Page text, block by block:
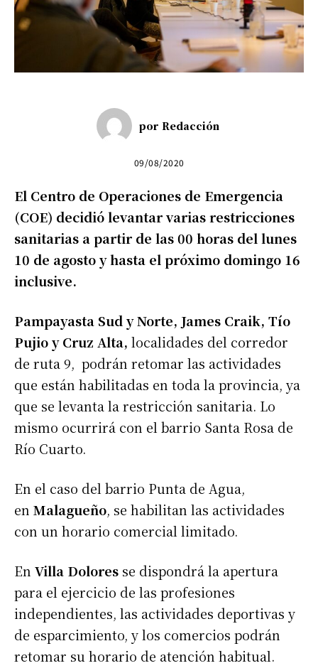
por Redacción
09/08/2020
El Centro de Operaciones de Emergencia
(COE) decidió levantar varias restricciones
sanitarias a partir de las 00 horas del lunes
10 de agosto y hasta el próximo domingo 16
inclusive.
Pampayasta Sud y Norte, James Craik, Tío
Pujio y Cruz Alta, localidades del corredor
de ruta 9, podrán retomar las actividades
que están habilitadas en toda la provincia, ya
que se levanta la restricción sanitaria. Lo
mismo ocurrirá con el barrio Santa Rosa de
Río Cuarto.
En el caso del barrio Punta de Agua,
en Malagueño, se habilitan las actividades
con un horario comercial limitado.
En Villa Dolores se dispondrá la apertura
para el ejercicio de las profesiones
independientes, las actividades deportivas y
de esparcimiento, y los comercios podrán
retomar su horario de atención habitual.